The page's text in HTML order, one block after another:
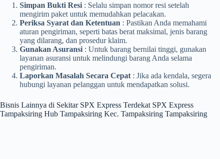
Simpan Bukti Resi : Selalu simpan nomor resi setelah
mengirim paket untuk memudahkan pelacakan.
Periksa Syarat dan Ketentuan : Pastikan Anda memahami
aturan pengiriman, seperti batas berat maksimal, jenis barang
yang dilarang, dan prosedur klaim.
Gunakan Asuransi : Untuk barang bernilai tinggi, gunakan
layanan asuransi untuk melindungi barang Anda selama
pengiriman.
Laporkan Masalah Secara Cepat : Jika ada kendala, segera
hubungi layanan pelanggan untuk mendapatkan solusi.
Bisnis Lainnya di Sekitar SPX Express Terdekat SPX Express
Tampaksiring Hub Tampaksiring Kec. Tampaksiring Tampaksiring